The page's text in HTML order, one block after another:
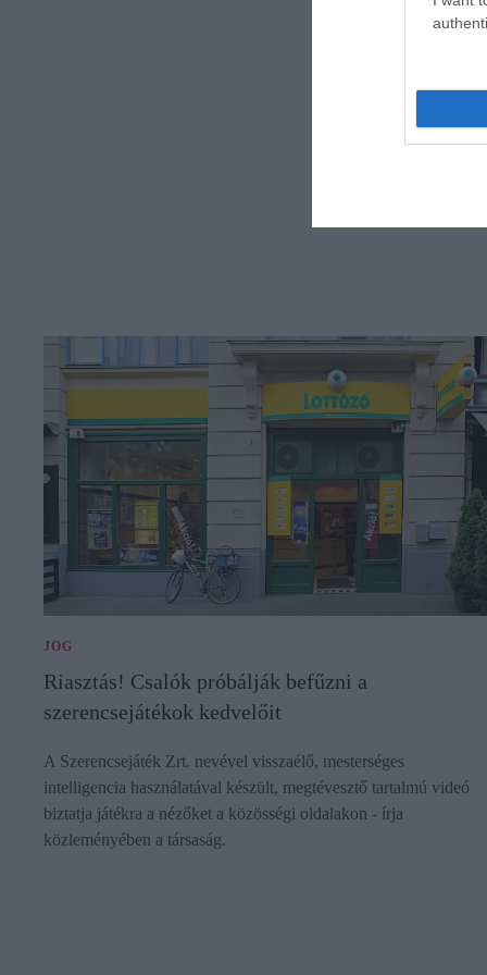
JOG
Riasztás! Csalók próbálják befűzni a
szerencsejátékok kedvelőit
A Szerencsejáték Zrt. nevével visszaélő, mesterséges
intelligencia használatával készült, megtévesztő tartalmú videó
biztatja játékra a nézőket a közösségi oldalakon - írja
közleményében a társaság.